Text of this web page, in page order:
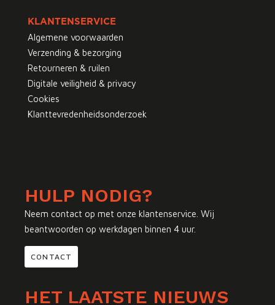
KLANTENSERVICE
Algemene voorwaarden
Verzending & bezorging
Retourneren & ruilen
Digitale veiligheid & privacy
Cookies
Klanttevredenheidsonderzoek
HULP NODIG?
Neem contact op met onze klantenservice. Wij
beantwoorden op werkdagen binnen 4 uur.
CONTACT
HET LAATSTE NIEUWS